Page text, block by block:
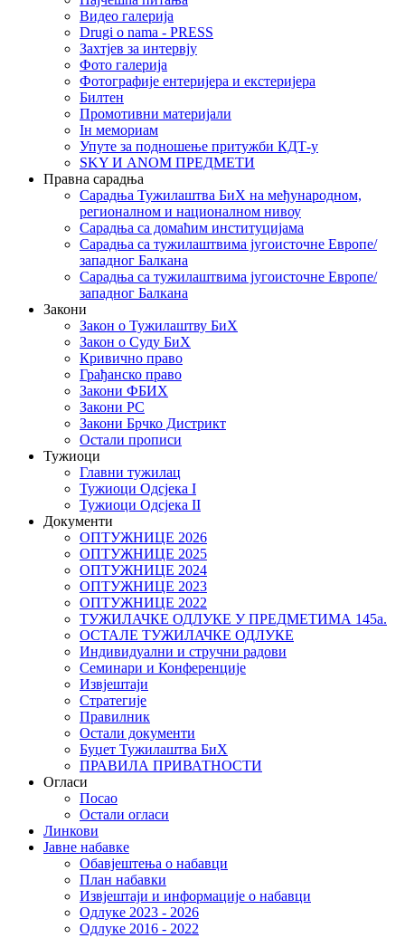
Видео галерија
Drugi o nama - PRESS
Захтјев за интервју
Фото галерија
Фотографије ентеријера и екстеријера
Билтен
Промотивни материјали
Iн мемориам
Упуте за подношење притужби КДТ-у
SKY И ANOM ПРЕДМЕТИ
Правна сарадња
Сарадња Тужилаштва БиХ на међународном,
регионалном и националном нивоу
Сарадња са домаћим институцијама
Сарадња са тужилаштвима југоисточне Европе/
западног Балкана
Сарадња са тужилаштвима југоисточне Европе/
западног Балкана
Закони
Закон о Тужилаштву БиХ
Закон о Суду БиХ
Кривично право
Грађанско право
Закони ФБИХ
Закони РС
Закони Брчко Дистрикт
Остали прописи
Тужиоци
Главни тужилац
Тужиоци Oдсјекa I
Тужиоци Oдсјекa II
Документи
ОПТУЖНИЦЕ 2026
ОПТУЖНИЦЕ 2025
ОПТУЖНИЦЕ 2024
ОПТУЖНИЦЕ 2023
ОПТУЖНИЦЕ 2022
ТУЖИЛАЧКЕ ОДЛУКЕ У ПРЕДМЕТИМА 145а.
ОСТАЛЕ ТУЖИЛАЧКЕ ОДЛУКЕ
Индивидуални и стручни радови
Семинари и Конференције
Извјештаји
Стратегије
Правилник
Остали документи
Буџет Тужилаштва БиХ
ПРАВИЛА ПРИВАТНОСТИ
Огласи
Посао
Остали огласи
Линкови
Јавне набавке
Обавјештења о набавци
План набавки
Извјештаји и информације о набавци
Одлуке 2023 - 2026
Одлуке 2016 - 2022